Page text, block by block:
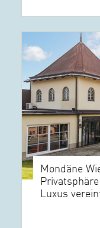
Mondäne
Luxus